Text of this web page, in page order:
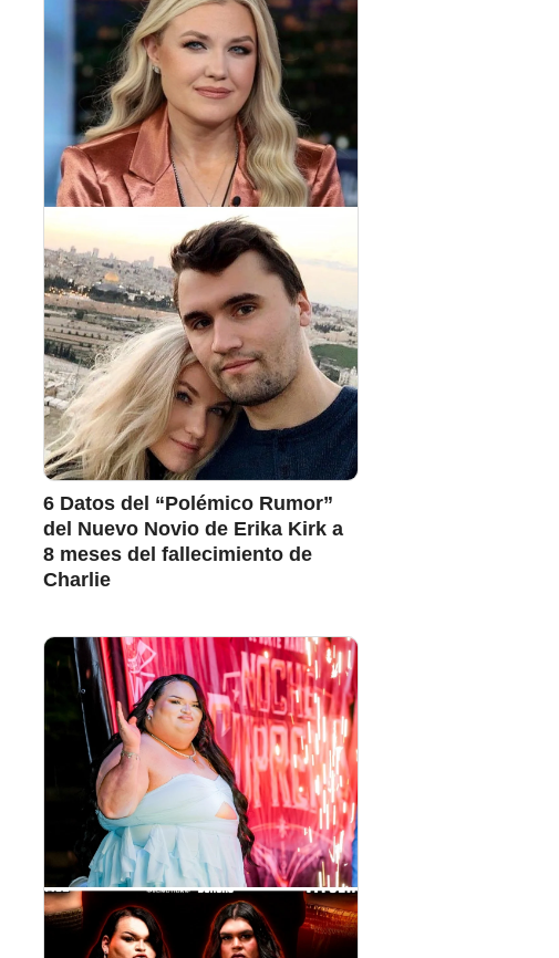
6 Datos del “Polémico Rumor”
del Nuevo Novio de Erika Kirk a
8 meses del fallecimiento de
Charlie